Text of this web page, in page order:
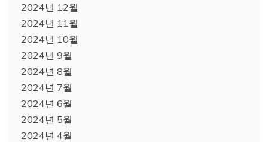
2024년 12월
2024년 11월
2024년 10월
2024년 9월
2024년 8월
2024년 7월
2024년 6월
2024년 5월
2024년 4월